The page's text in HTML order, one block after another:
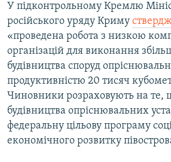
У підконтрольному Кремлю
російського уряду Криму
«проведена робота з низкою
організацій для виконання
будівництва споруд
продуктивністю 20 тисяч
Чиновники розраховують на те,
будівництва опріснювальних
федеральну цільову програму
економічного розвитку